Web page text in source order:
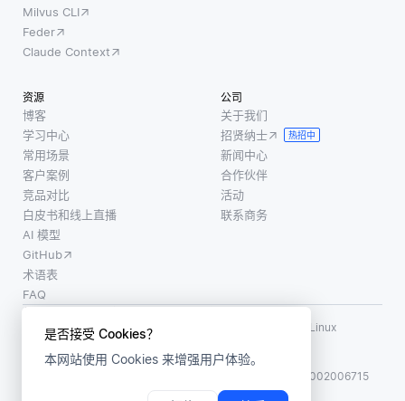
是否接受 Cookies？
本网站使用 Cookies 来增强用户体验。
Milvus CLI
Feder
Claude Context
资源
博客
学习中心
常用场景
客户案例
竞品对比
白皮书和线上直播
AI 模型
GitHub
术语表
FAQ
公司
关于我们
招贤纳士
热招中
新闻中心
合作伙伴
活动
联系商务
使用条款
LF AI、LF AI & Data、Milvus，以及相关的开源项目名称为 Linux
Foundation 所有商标
版权所有 ©2026 上海赜睿信息科技有限公司保留所有权利
沪公网安备31011002006715